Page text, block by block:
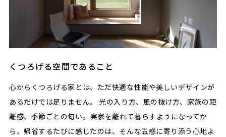
くつろげる空間であること
心からくつろげる家とは、ただ快適な性能や美しいデザインが
あるだけでは足りません。 光の入り方、風の抜け方、家族の距
離感、季節ごとの匂い――。実家を離れて暮らすようになってか
ら、帰省するたびに感じたのは、そんな五感に寄り添う心地よ